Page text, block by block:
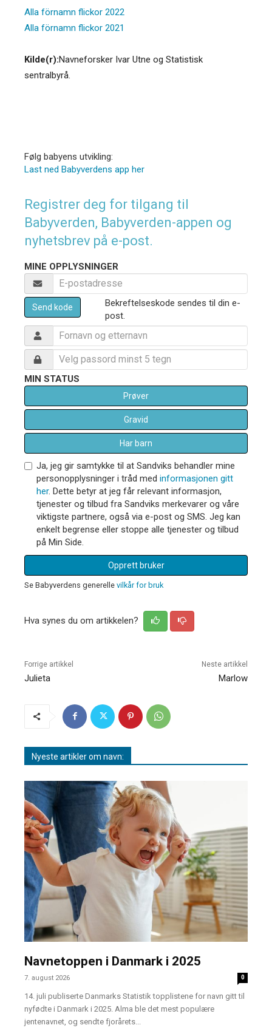
Alla förnamn flickor 2022
Alla förnamn flickor 2021
Kilde(r):Navneforsker Ivar Utne og Statistisk
sentralbyrå.
Følg babyens utvikling:
Last ned Babyverdens app her
Registrer deg for tilgang til
Babyverden, Babyverden-appen og
nyhetsbrev på e-post.
MINE OPPLYSNINGER
Send kode
Bekreftelseskode sendes til din e-
post.
MIN STATUS
Prøver
Gravid
Har barn
Ja, jeg gir samtykke til at Sandviks behandler mine
personopplysninger i tråd med informasjonen gitt
her. Dette betyr at jeg får relevant informasjon,
tjenester og tilbud fra Sandviks merkevarer og våre
viktigste partnere, også via e-post og SMS. Jeg kan
enkelt begrense eller stoppe alle tjenester og tilbud
på Min Side.
Opprett bruker
Se Babyverdens generelle vilkår for bruk
Hva synes du om artikkelen?
Forrige artikkel
Julieta
Neste artikkel
Marlow
Nyeste artikler om navn:
Navnetoppen i Danmark i 2025
7. august 2026 0
14. juli publiserte Danmarks Statistik topplistene for navn gitt til
nyfødte i Danmark i 2025. Alma ble det mest populære
jentenavnet, og sendte fjorårets...